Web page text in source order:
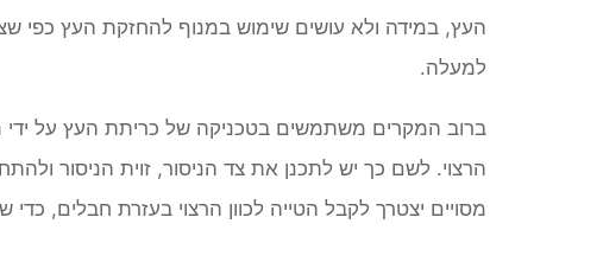
העץ, במידה ולא עושים שימוש במנוף להחזקת העץ כפי
למעלה.
ברוב המקרים משתמשים בטכניקה של כריתת העץ על ידי
הרצוי. לשם כך יש לתכנן את צד הניסור, זוית הניסור
מסויים יצטרך לקבל הטייה לכוון הרצוי בעזרת חבלים, כדי